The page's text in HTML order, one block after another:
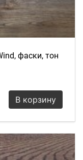
фаски, тон
В корзину